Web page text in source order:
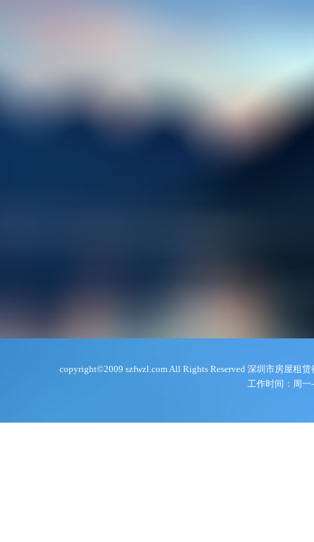
copyright©2009 szfwzl.com All Rights Reserved 深圳市房屋租
工作时间：周一